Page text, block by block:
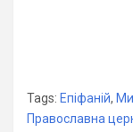
Tags: Епіфаній,
Православна